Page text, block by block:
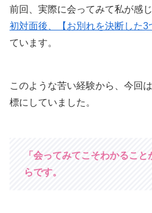
前回、実際に会ってみて私が感
初対面後、【お別れを決断した3
ています。
このような苦い経験から、今回
標にしていました。
「会ってみてこそわかるこ
らです。